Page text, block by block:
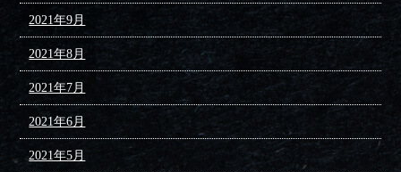
2021年9月
2021年8月
2021年7月
2021年6月
2021年5月